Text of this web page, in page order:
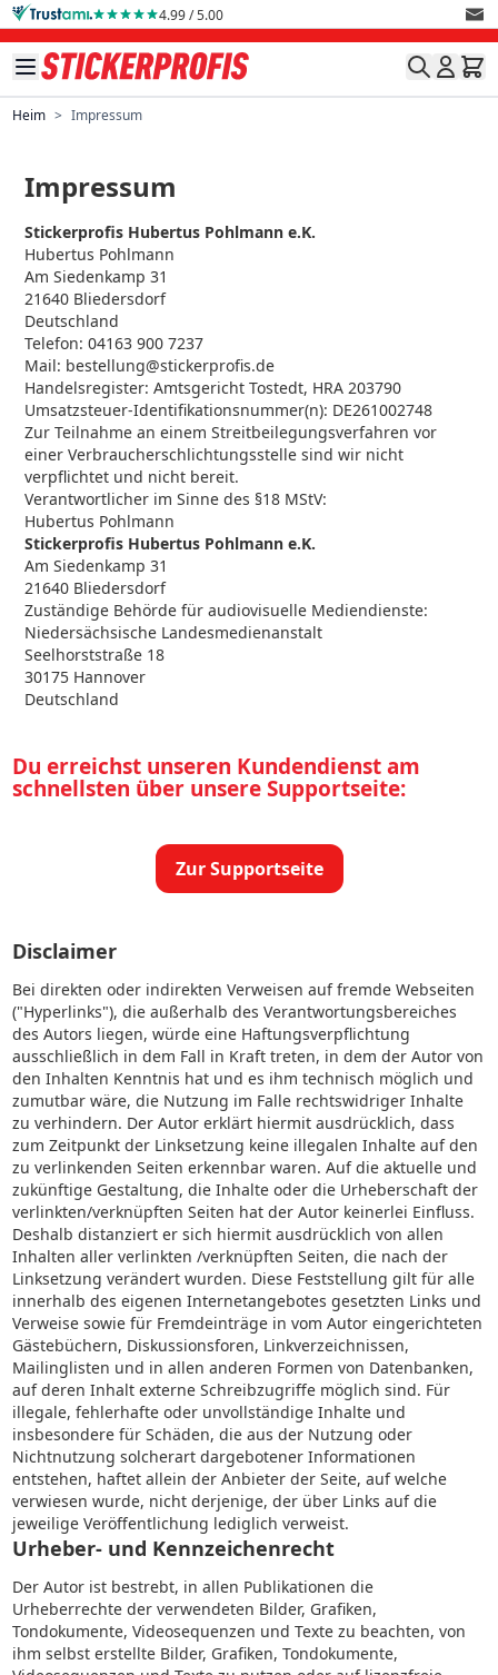
Direkt zum Inhalt 4.99 / 5.00
Heim > Impressum
Impressum
Stickerprofis Hubertus Pohlmann e.K.
Hubertus Pohlmann
Am Siedenkamp 31
21640 Bliedersdorf
Deutschland
Telefon: 04163 900 7237
Mail: bestellung@stickerprofis.de
Handelsregister: Amtsgericht Tostedt, HRA 203790
Umsatzsteuer-Identifikationsnummer(n): DE261002748
Zur Teilnahme an einem Streitbeilegungsverfahren vor
einer Verbraucherschlichtungsstelle sind wir nicht
verpflichtet und nicht bereit.
Verantwortlicher im Sinne des §18 MStV:
Hubertus Pohlmann
Stickerprofis Hubertus Pohlmann e.K.
Am Siedenkamp 31
21640 Bliedersdorf
Zuständige Behörde für audiovisuelle Mediendienste:
Niedersächsische Landesmedienanstalt
Seelhorststraße 18
30175 Hannover
Deutschland
Du erreichst unseren Kundendienst am
schnellsten über unsere Supportseite:
Zur Supportseite
Disclaimer
Bei direkten oder indirekten Verweisen auf fremde Webseiten
("Hyperlinks"), die außerhalb des Verantwortungsbereiches
des Autors liegen, würde eine Haftungsverpflichtung
ausschließlich in dem Fall in Kraft treten, in dem der Autor von
den Inhalten Kenntnis hat und es ihm technisch möglich und
zumutbar wäre, die Nutzung im Falle rechtswidriger Inhalte
zu verhindern. Der Autor erklärt hiermit ausdrücklich, dass
zum Zeitpunkt der Linksetzung keine illegalen Inhalte auf den
zu verlinkenden Seiten erkennbar waren. Auf die aktuelle und
zukünftige Gestaltung, die Inhalte oder die Urheberschaft der
verlinkten/verknüpften Seiten hat der Autor keinerlei Einfluss.
Deshalb distanziert er sich hiermit ausdrücklich von allen
Inhalten aller verlinkten /verknüpften Seiten, die nach der
Linksetzung verändert wurden. Diese Feststellung gilt für alle
innerhalb des eigenen Internetangebotes gesetzten Links und
Verweise sowie für Fremdeinträge in vom Autor eingerichteten
Gästebüchern, Diskussionsforen, Linkverzeichnissen,
Mailinglisten und in allen anderen Formen von Datenbanken,
auf deren Inhalt externe Schreibzugriffe möglich sind. Für
illegale, fehlerhafte oder unvollständige Inhalte und
insbesondere für Schäden, die aus der Nutzung oder
Nichtnutzung solcherart dargebotener Informationen
entstehen, haftet allein der Anbieter der Seite, auf welche
verwiesen wurde, nicht derjenige, der über Links auf die
jeweilige Veröffentlichung lediglich verweist.
Urheber- und Kennzeichenrecht
Der Autor ist bestrebt, in allen Publikationen die
Urheberrechte der verwendeten Bilder, Grafiken,
Tondokumente, Videosequenzen und Texte zu beachten, von
ihm selbst erstellte Bilder, Grafiken, Tondokumente,